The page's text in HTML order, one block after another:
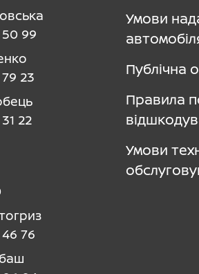
99
23
22
76
Умови
Публічна
Правила
Умови